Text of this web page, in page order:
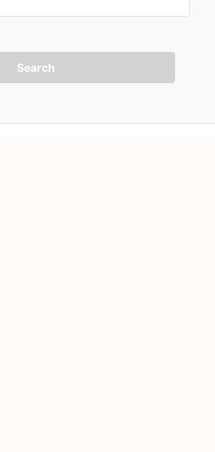
Search